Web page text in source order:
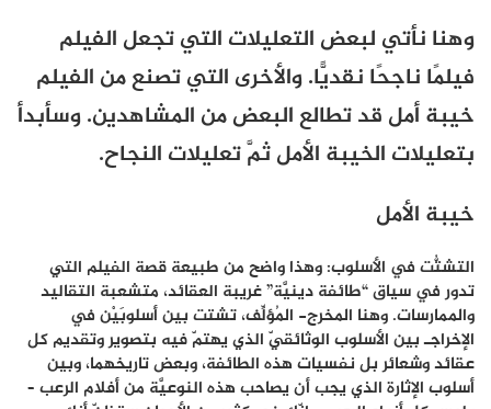
وهنا نأتي لبعض التعليلات التي تجعل الفيلم
فيلمًا ناجحًا نقديًّا. والأخرى التي تصنع من الفيلم
خيبة أمل قد تطالع البعض من المشاهدين. وسأبدأ
بتعليلات الخيبة الأمل ثمَّ تعليلات النجاح.
خيبة الأمل
التشتُّت في الأسلوب: وهذا واضح من طبيعة قصة الفيلم التي
تدور في سياق “طائفة دينيَّة” غريبة العقائد، متشعبة التقاليد
والممارسات. وهنا المخرج- المُؤلِّف، تشتت بين أسلوبَيْن في
الإخراجـ بين الأسلوب الوثائقيّ الذي يهتمّ فيه بتصوير وتقديم كل
عقائد وشعائر بل نفسيات هذه الطائفة، وبعض تاريخهما، وبين
أسلوب الإثارة الذي يجب أن يصاحب هذه النوعيَّة من أفلام الرعب –